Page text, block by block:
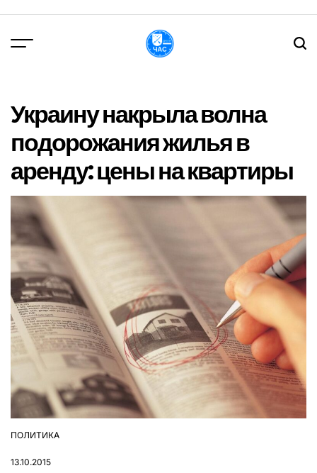
вмісту
Украину накрыла волна
подорожания жилья в
аренду: цены на квартиры
ОПУБЛІКУВАТИ
ПОЛИТИКА
13.10.2015